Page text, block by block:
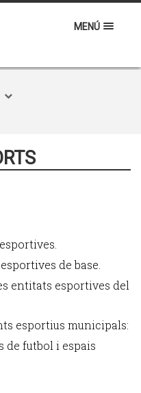
MENÚ
de base.
entitats esportives del
esportius municipals:
de futbol i espais